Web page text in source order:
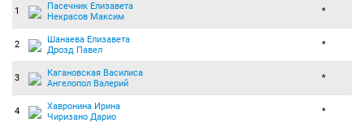
1
Пасечник Елизавета
Некрасов Максим
*
2
Шанаева Елизавета
Дрозд Павел
*
3
Кагановская Василиса
Ангелопол Валерий
*
4
Хавронина Ирина
Чиризано Дарио
*